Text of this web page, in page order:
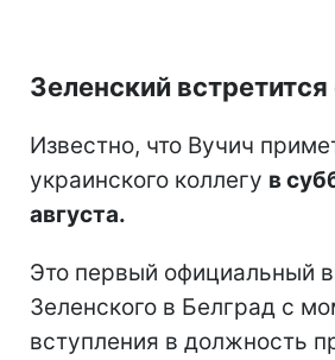
Зеленский
Известно, что Вучич
украинского коллегу в
августа.
Это первый официальный
Зеленского в Белград с
вступления в должность